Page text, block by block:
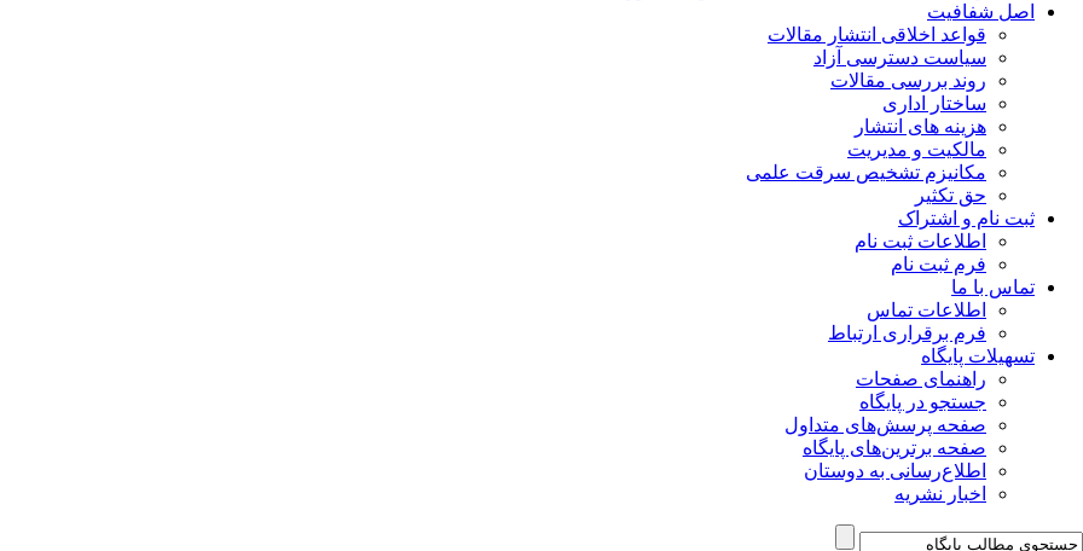
اصل شفافیت
قواعد اخلاقی انتشار مقالات
سیاست دسترسی آزاد
روند بررسی مقالات
ساختار اداری
هزینه های انتشار
مالکیت و مدیریت
ﻣﮑﺎﻧﯿﺰم ﺗﺸﺨﯿﺺ ﺳﺮﻗﺖ ﻋﻠﻤﯽ
حق تکثیر
ثبت نام و اشتراک
اطلاعات ثبت نام
فرم ثبت نام
تماس با ما
اطلاعات تماس
فرم برقراری ارتباط
تسهیلات پایگاه
راهنمای صفحات
جستجو در پایگاه
صفحه پرسش‌های متداول
صفحه برترین‌های پایگاه
اطلاع‌رسانی به دوستان
اخبار نشریه